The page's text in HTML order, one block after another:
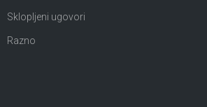
Sklopljeni ugovori
Razno